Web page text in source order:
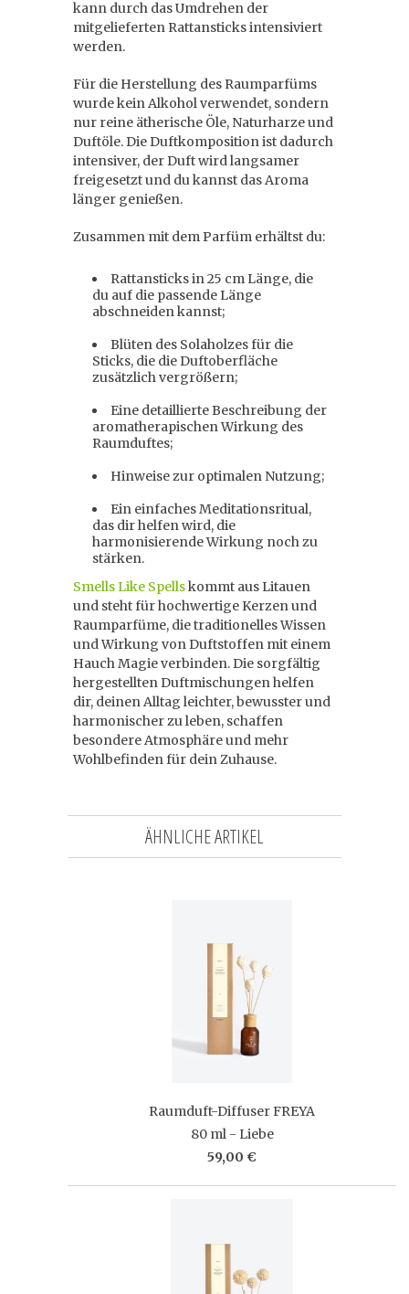
kann durch das Umdrehen der
mitgelieferten Rattansticks intensiviert
werden.
Für die Herstellung des Raumparfüms
wurde kein Alkohol verwendet, sondern
nur reine ätherische Öle, Naturharze und
Duftöle. Die Duftkomposition ist dadurch
intensiver, der Duft wird langsamer
freigesetzt und du kannst das Aroma
länger genießen.
Zusammen mit dem Parfüm erhältst du:
Rattansticks in 25 cm Länge, die
du auf die passende Länge
abschneiden kannst;
Blüten des Solaholzes für die
Sticks, die die Duftoberfläche
zusätzlich vergrößern;
Eine detaillierte Beschreibung der
aromatherapischen Wirkung des
Raumduftes;
Hinweise zur optimalen Nutzung;
Ein einfaches Meditationsritual,
das dir helfen wird, die
harmonisierende Wirkung noch zu
stärken.
Smells Like Spellskommt aus Litauen
und steht für hochwertige Kerzen und
Raumparfüme, die traditionelles Wissen
und Wirkung von Duftstoffen mit einem
Hauch Magie verbinden. Die sorgfältig
hergestellten Duftmischungen helfen
dir, deinen Alltag leichter, bewusster und
harmonischer zu leben, schaffen
besondere Atmosphäre und mehr
Wohlbefinden für dein Zuhause.
ÄHNLICHE ARTIKEL
Raumduft-Diffuser FREYA
80 ml - Liebe
59,00 €